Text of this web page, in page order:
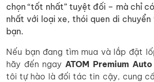
chọn “tốt nhất” tuyệt đối – mà chỉ
nhất với loại xe, thói quen di chuyển
bạn.
Nếu bạn đang tìm mua và lắp đặt
hãy đến ngay ATOM Premium
tôi tự hào là đối tác tin cậy, cung